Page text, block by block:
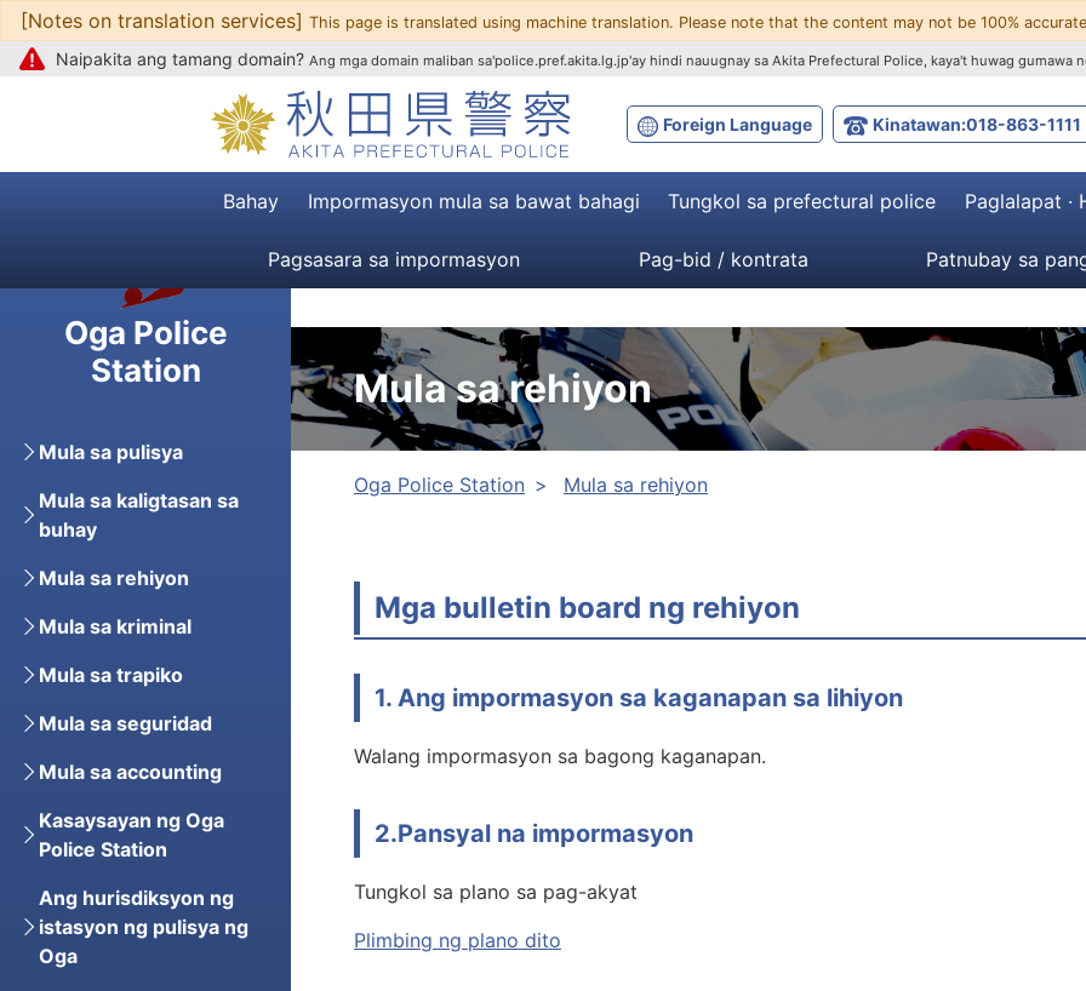
Upang mag-text
Foreign Language Kinatawan:018-863-1111
Naipakita ang tamang domain? Ang mga domain maliban sa'police.pref.akita.lg.jp'ay hindi nauugnay sa Akita Prefectural Police, kaya't huwag gumawa
[Notes on translation services] This page is translated using machine translation. Please note that the content may not be 100%
Bahay Impormasyon mula sa bawat bahagi Tungkol sa prefectural police Paglalapat ·
Pagsasara sa impormasyon Pag-bid / kontrata Patnubay sa
Mula sa rehiyon
Oga Police Station Mula sa rehiyon
Mga bulletin board ng rehiyon
1. Ang impormasyon sa kaganapan sa lihiyon
Walang impormasyon sa bagong kaganapan.
2.Pansyal na impormasyon
Tungkol sa plano sa pag-akyat
Plimbing ng plano dito
Oga Police
Station
Mula sa pulisya
Mula sa kaligtasan sa
buhay
Mula sa rehiyon
Mula sa kriminal
Mula sa trapiko
Mula sa seguridad
Mula sa accounting
Kasaysayan ng Oga
Police Station
Ang hurisdiksyon ng
istasyon ng pulisya ng
Oga